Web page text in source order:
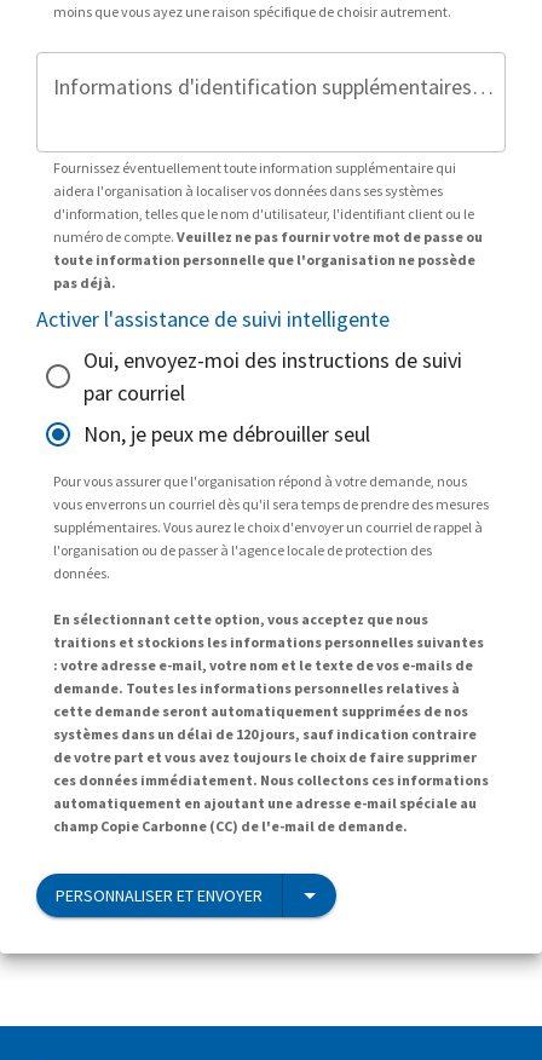
moins que vous ayez une raison spécifique de choisir autrement.
Informations d'identification supplémentaires (facultatif)
Fournissez éventuellement toute information supplémentaire qui
aidera l'organisation à localiser vos données dans ses systèmes
d'information, telles que le nom d'utilisateur, l'identifiant client ou le
numéro de compte. Veuillez ne pas fournir votre mot de passe ou
toute information personnelle que l'organisation ne possède
pas déjà.
Activer l'assistance de suivi intelligente
Oui, envoyez-moi des instructions de suivi
par courriel
Non, je peux me débrouiller seul
Pour vous assurer que l'organisation répond à votre demande, nous
vous enverrons un courriel dès qu'il sera temps de prendre des mesures
supplémentaires. Vous aurez le choix d'envoyer un courriel de rappel à
l'organisation ou de passer à l'agence locale de protection des
données.
En sélectionnant cette option, vous acceptez que nous
traitions et stockions les informations personnelles suivantes
: votre adresse e-mail, votre nom et le texte de vos e-mails de
demande. Toutes les informations personnelles relatives à
cette demande seront automatiquement supprimées de nos
systèmes dans un délai de 120 jours, sauf indication contraire
de votre part et vous avez toujours le choix de faire supprimer
ces données immédiatement. Nous collectons ces informations
automatiquement en ajoutant une adresse e-mail spéciale au
champ Copie Carbonne (CC) de l'e-mail de demande.
PERSONNALISER ET ENVOYER